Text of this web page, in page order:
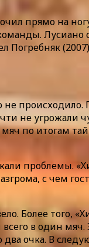
прямо на
Погребняк
происходило.
не угрожали
по итогам
проблемы.
с чем
Более того,
в один мяч.
очка. В